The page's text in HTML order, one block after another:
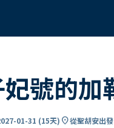
號的
01-31 (15天) location_on從聖胡安出